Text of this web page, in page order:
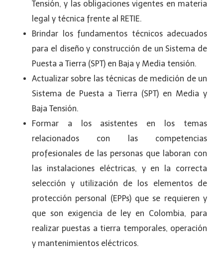
Tensión, y las obligaciones vigentes en materia
legal y técnica frente al RETIE.
Brindar los fundamentos técnicos adecuados
para el diseño y construcción de un Sistema de
Puesta a Tierra (SPT) en Baja y Media tensión.
Actualizar sobre las técnicas de medición de un
Sistema de Puesta a Tierra (SPT) en Media y
Baja Tensión.
Formar a los asistentes en los temas
relacionados con las competencias
profesionales de las personas que laboran con
las instalaciones eléctricas, y en la correcta
selección y utilización de los elementos de
protección personal (EPPs) que se requieren y
que son exigencia de ley en Colombia, para
realizar puestas a tierra temporales, operación
y mantenimientos eléctricos.